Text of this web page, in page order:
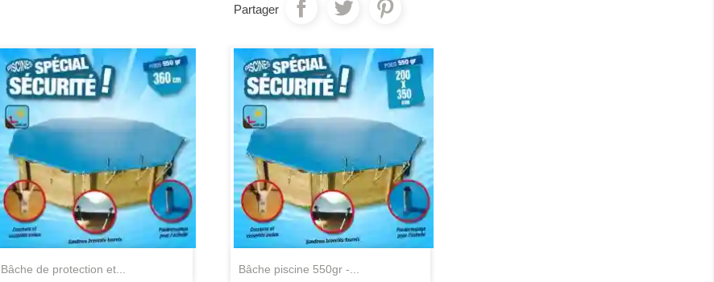
Partager
bâche de protection et... bâche piscine 550gr -...